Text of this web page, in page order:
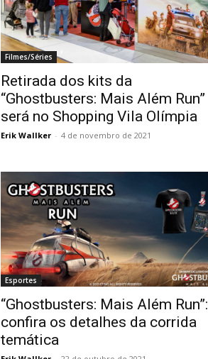
Filmes/Séries
Retirada dos kits da
“Ghostbusters: Mais Além Run”
será no Shopping Vila Olímpia
Erik Wallker - 4 de novembro de 2021
Esportes
“Ghostbusters: Mais Além Run”:
confira os detalhes da corrida
temática